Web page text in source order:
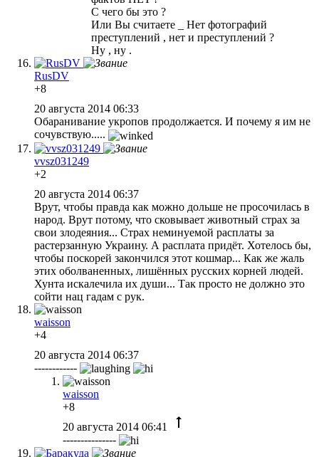
С чего бы это ?
Или Вы считаете _ Нет фотографий
преступлений , нет и преступлений ?
Ну , ну .
RusDV
+8
20 августа 2014 06:33
Обаранивание укропов продолжается. И почему я им не
сочувствую.....
vvsz031249
+2
20 августа 2014 06:37
Врут, чтобы правда как можно дольше не просочилась в
народ. Врут потому, что сковывает животный страх за
свои злодеяния... Страх неминуемой расплаты за
растерзанную Украину. А расплата придёт. Хотелось бы,
чтобы поскорей закончился этот кошмар... Как же жаль
этих оболваненных, лишённых русских корней людей.
Хунта искалечила их души... Так просто не должно это
сойти нац гадам с рук.
waisson
+4
20 августа 2014 06:37
------------
waisson
+8
20 августа 2014 06:41
---------------